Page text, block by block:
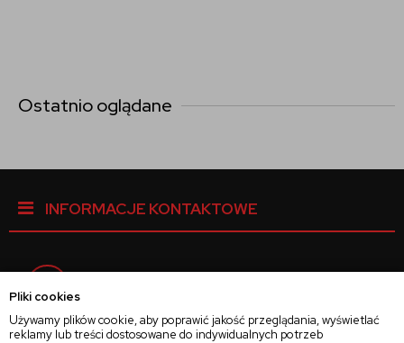
Pliki cookies
Używamy plików cookie, aby poprawić jakość przeglądania, wyświetlać
reklamy lub treści dostosowane do indywidualnych potrzeb
Ostatnio oglądane
INFORMACJE KONTAKTOWE
Instagram